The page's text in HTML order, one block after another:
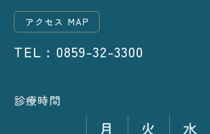
アクセス MAP
TEL : 0859-32-3300
診療時間